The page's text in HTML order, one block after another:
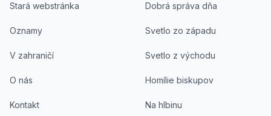
Stará webstránka
Oznamy
V zahraničí
O nás
Kontakt
Dobrá správa dňa
Svetlo zo západu
Svetlo z východu
Homílie biskupov
Na hlbinu